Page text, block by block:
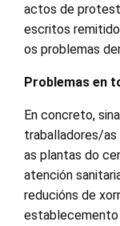
actos de
escritos
os problemas
Problemas en
En concreto,
traballadores/as
as plantas do
atención
reducións de
establecemento